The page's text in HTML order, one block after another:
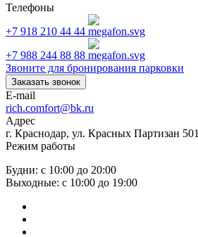
Телефоны
+7 918 210 44 44
+7 988 244 88 88
Звоните для бронирования парковки
Заказать звонок
E-mail
rich.comfort@bk.ru
Адрес
г. Краснодар, ул. Красных Партизан 501
Режим работы
Будни: с 10:00 до 20:00
Выходные: с 10:00 до 19:00